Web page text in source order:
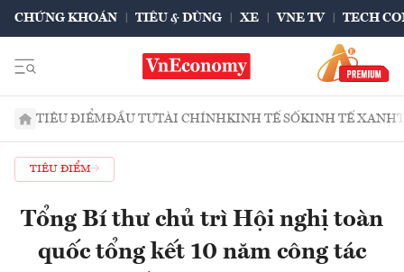
CHỨNG KHOÁN TIÊU & DÙNG XE VNE TV TECH
TIÊU ĐIỂMĐẦU TƯTÀI CHÍNHKINH TẾ SỐKINH TẾ XANH
TIÊU ĐIỂM
Tổng Bí thư chủ trì Hội nghị toàn
quốc tổng kết 10 năm công tác